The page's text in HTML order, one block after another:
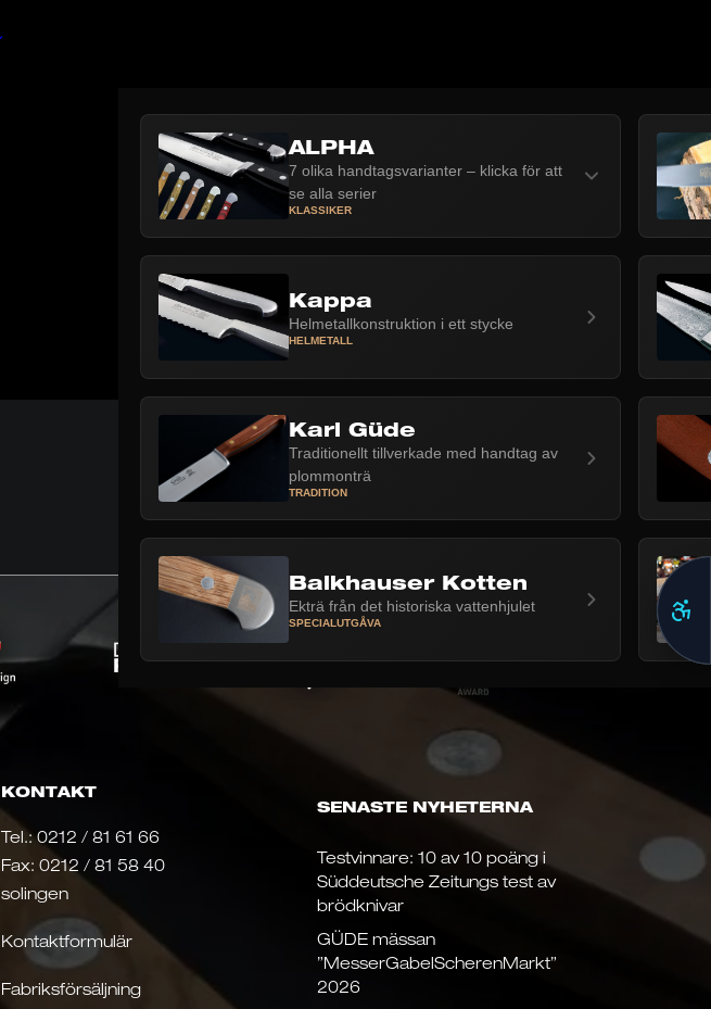
ALPHA
7 olika handtagsvarianter – klicka för att
se alla serier
KLASSIKER
Kappa
Helmetallkonstruktion i ett stycke
HELMETALL
Karl Güde
Traditionellt tillverkade med handtag av
plommonträ
TRADITION
Balkhauser Kotten
Ekträ från det historiska vattenhjulet
SPECIALUTGÅVA
KONTAKT
Tel.:0212 / 81 61 66
Fax: 0212 / 81 58 40
solingen
Kontaktformulär
Fabriksförsäljning
SENASTE NYHETERNA
Testvinnare: 10 av 10 poäng i
Süddeutsche Zeitungs test av
brödknivar
GÜDE mässan
”MesserGabelScherenMarkt”
2026